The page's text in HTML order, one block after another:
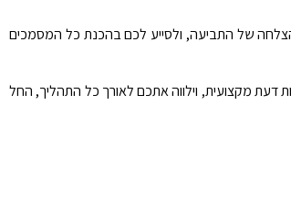
ההצלחה של התביעה, ולסייע לכם בהכנת כל המסמכים
דעת מקצועית, וילווה אתכם לאורך כל התהליך, החל